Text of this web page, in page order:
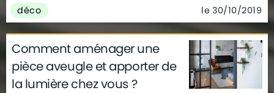
technologie
déco le 30/10/2019
Comment aménager une
pièce aveugle et apporter de
la lumière chez vous ?